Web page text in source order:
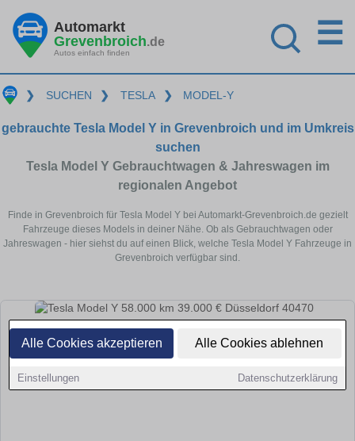
Alle Cookies akzeptieren Alle Cookies ablehnen
Einstellungen Datenschutzerklärung
Automarkt
Grevenbroich.de
Autos einfach finden
☰
❯ SUCHEN ❯ TESLA ❯ MODEL-Y
gebrauchte Tesla Model Y in Grevenbroich und im Umkreis
suchen
Tesla Model Y Gebrauchtwagen & Jahreswagen im
regionalen Angebot
Finde in Grevenbroich für Tesla Model Y bei Automarkt-Grevenbroich.de gezielt
Fahrzeuge dieses Models in deiner Nähe. Ob als Gebrauchtwagen oder
Jahreswagen - hier siehst du auf einen Blick, welche Tesla Model Y Fahrzeuge in
Grevenbroich verfügbar sind.